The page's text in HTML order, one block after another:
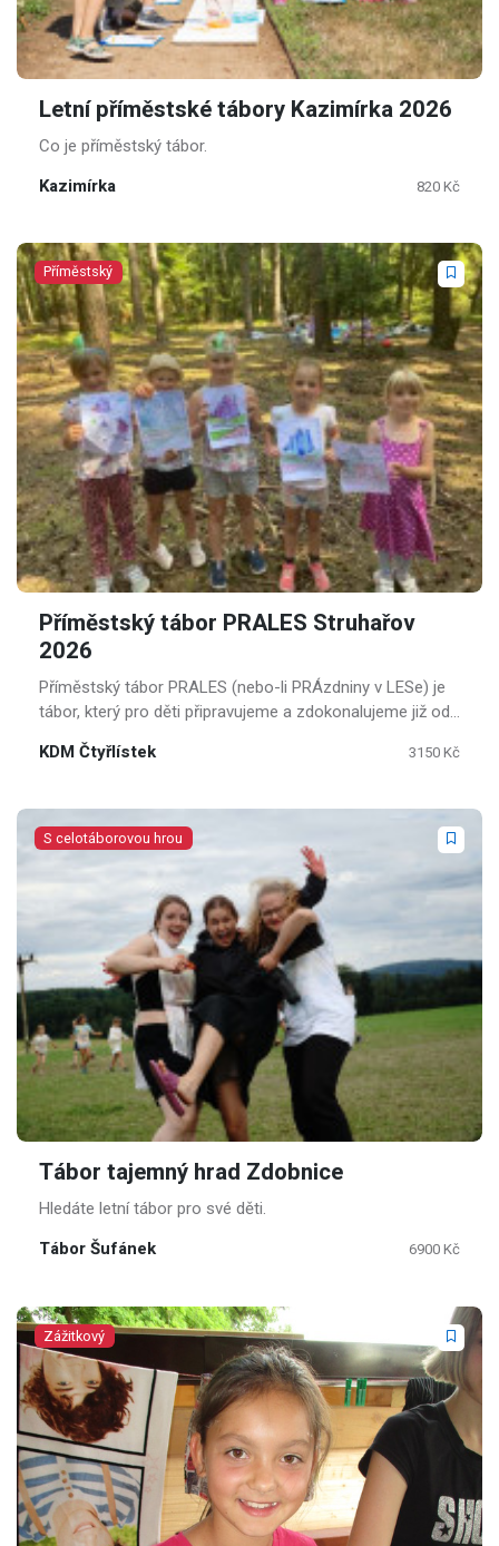
Letní příměstské tábory Kazimírka 2026
Co je příměstský tábor.
Kazimírka 820 Kč
Příměstský
Příměstský tábor PRALES Struhařov
2026
Příměstský tábor PRALES (nebo-li PRÁzdniny v LESe) je
tábor, který pro děti připravujeme a zdokonalujeme již od
KDM Čtyřlístek 3150 Kč
S celotáborovou hrou
Tábor tajemný hrad Zdobnice
Hledáte letní tábor pro své děti.
Tábor Šufánek 6900 Kč
Zážitkový